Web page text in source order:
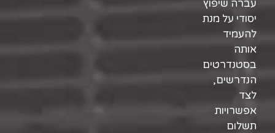
עברה שיפוץ
יסודי על מנת
להעמיד
אותה
בסטנדרטים
הנדרשים,
לצד
אפשרויות
תשלום